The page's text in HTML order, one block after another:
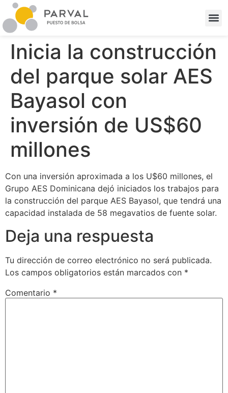
Inicia la construcción
del parque solar AES
Bayasol con
inversión de US$60
millones
Con una inversión aproximada a los U$60 millones, el
Grupo AES Dominicana dejó iniciados los trabajos para
la construcción del parque AES Bayasol, que tendrá una
capacidad instalada de 58 megavatios de fuente solar.
Deja una respuesta
Tu dirección de correo electrónico no será publicada.
Los campos obligatorios están marcados con *
Comentario *